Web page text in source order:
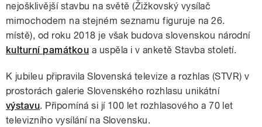
nejošklivější stavbu na světě (Žižkovský vysílač
mimochodem na stejném seznamu figuruje na 26.
místě), od roku 2018 je však budova slovenskou národní
kulturní památkou a uspěla i v anketě Stavba století.
K jubileu připravila Slovenská televize a rozhlas (STVR) v
prostorách galerie Slovenského rozhlasu unikátní
výstavu. Připomíná si jí 100 let rozhlasového a 70 let
televizního vysílání na Slovensku.